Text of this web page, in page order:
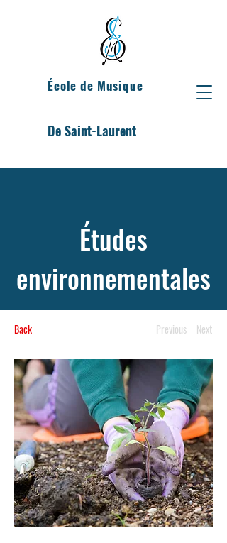
École de Musique
De Saint-Laurent
Études
environnementales
Back Previous Next